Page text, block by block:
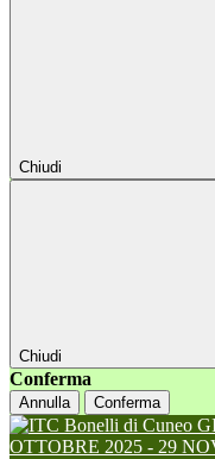
Chiudi
Chiudi
Conferma
Annulla Conferma
OTTOBRE 2025 - 29